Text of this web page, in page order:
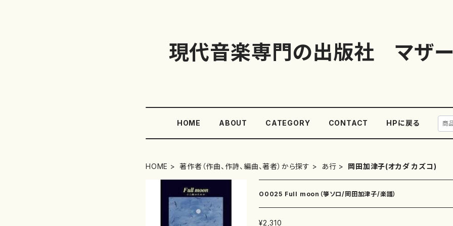
現代音楽専門の出版社 マザ
HOME ABOUT CATEGORY CONTACT HPに戻る
HOME 著作者（作曲、作詩、編曲、著者）から探す あ行 岡田加津子(オカダ カズコ)
O0025 Full moon（箏ソロ/岡田加津子/楽譜）
¥2,310